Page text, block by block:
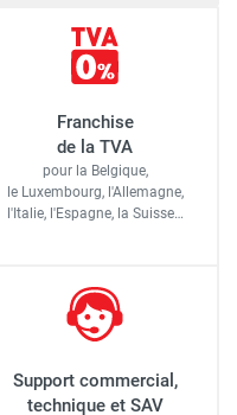
Franchise
de la TVA
pour la Belgique,
le Luxembourg, l'Allemagne,
l'Italie, l'Espagne, la Suisse…
Support commercial,
technique et SAV